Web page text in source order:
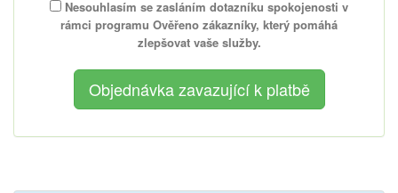
Nesouhlasím se zasláním dotazníku spokojenosti v
rámci programu Ověřeno zákazníky, který pomáhá
zlepšovat vaše služby.